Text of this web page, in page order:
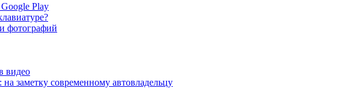
Play
фотографий
видео
заметку современному автовладельцу